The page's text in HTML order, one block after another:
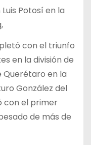
Potosí en la
con el triunfo
en la división de
Querétaro en la
González del
con el primer
de más de